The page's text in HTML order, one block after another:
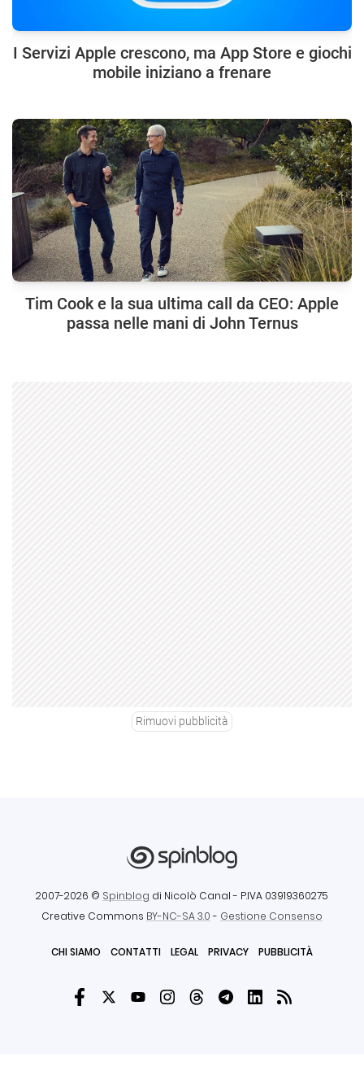
I Servizi Apple crescono, ma App Store e giochi
mobile iniziano a frenare
Tim Cook e la sua ultima call da CEO: Apple
passa nelle mani di John Ternus
Rimuovi pubblicità
2007-2026 © Spinblog di Nicolò Canal - P.IVA 03919360275
Creative Commons BY-NC-SA 3.0- Gestione Consenso
CHI SIAMO CONTATTI LEGAL PRIVACY PUBBLICITÀ